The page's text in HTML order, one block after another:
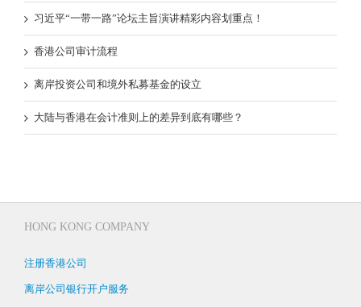
习近平“一带一路”论坛主旨演讲精彩内容划重点！
香港公司审计流程
离岸投资公司和境外私募基金的设立
大陆与香港在会计准则上的差异到底有哪些？
HONG KONG COMPANY
注册香港公司
离岸公司银行开户服务